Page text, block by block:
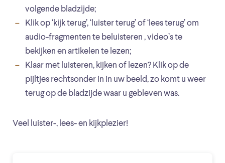
volgende bladzijde;
Klik op ‘kijk terug’, ‘luister terug’ of ‘lees terug’ om
audio-fragmenten te beluisteren , video’s te
bekijken en artikelen te lezen;
Klaar met luisteren, kijken of lezen? Klik op de
pijltjes rechtsonder in in uw beeld, zo komt u weer
terug op de bladzijde waar u gebleven was.
Veel luister-, lees- en kijkplezier!